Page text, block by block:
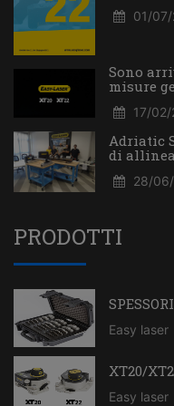
01/
Sono
misure
17/02/
Adriatic
di
28/
PRODOTTI
Easy laser
XT20/
Easy laser